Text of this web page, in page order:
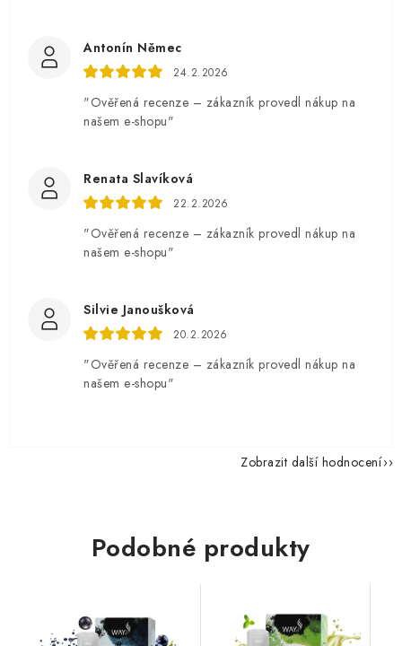
Antonín Němec
24.2.2026
"Ověřená recenze – zákazník provedl nákup na
našem e-shopu"
Renata Slavíková
22.2.2026
"Ověřená recenze – zákazník provedl nákup na
našem e-shopu"
Silvie Janoušková
20.2.2026
"Ověřená recenze – zákazník provedl nákup na
našem e-shopu"
Zobrazit další hodnocení
Podobné produkty